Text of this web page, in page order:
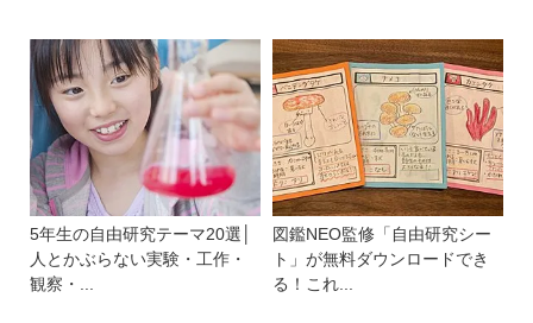
5年生の自由研究テーマ20選│
人とかぶらない実験・工作・
観察・...
図鑑NEO監修「自由研究シー
ト」が無料ダウンロードでき
る！これ...